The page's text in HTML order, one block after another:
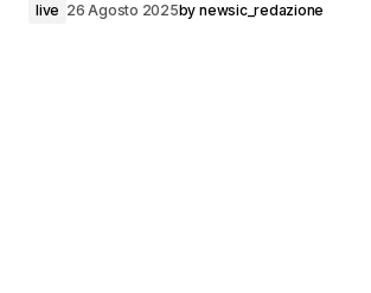
live 26 Agosto 2025by newsic_redazione